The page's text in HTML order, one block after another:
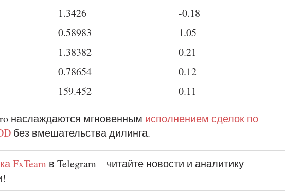
1.3426
-0.18
0.58983
1.05
1.38382
0.21
0.78654
0.12
159.452
0.11
наслаждаются мгновенным исполнением сделок по
без вмешательства дилинга.
FxTeam в Telegram – читайте новости и аналитику